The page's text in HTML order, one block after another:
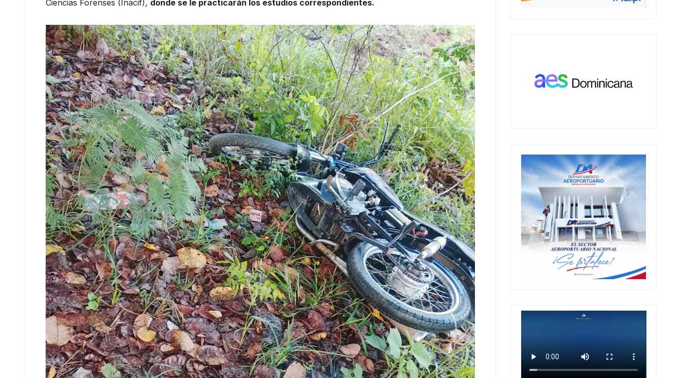
Ciencias Forenses (Inacif), donde se le practicarán los estudios correspondientes.